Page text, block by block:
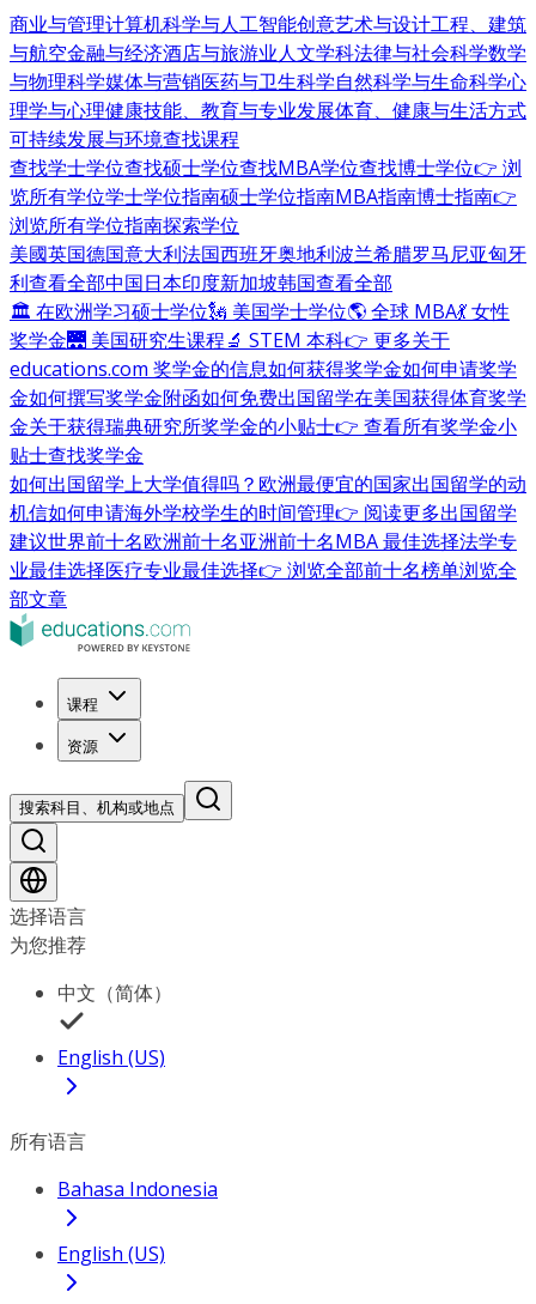
商业与管理计算机科学与人工智能创意艺术与设计工程、建筑
与航空金融与经济酒店与旅游业人文学科法律与社会科学数学
与物理科学媒体与营销医药与卫生科学自然科学与生命科学心
理学与心理健康技能、教育与专业发展体育、健康与生活方式
可持续发展与环境查找课程
查找学士学位查找硕士学位查找MBA学位查找博士学位👉 浏
览所有学位学士学位指南硕士学位指南MBA指南博士指南👉
浏览所有学位指南探索学位
美國英国德国意大利法国西班牙奥地利波兰希腊罗马尼亚匈牙
利查看全部中国日本印度新加坡韩国查看全部
🏛 在欧洲学习硕士学位🗽 美国学士学位🌎 全球 MBA💃 女性
奖学金🌉 美国研究生课程🔬 STEM 本科👉 更多关于
educations.com 奖学金的信息如何获得奖学金如何申请奖学
金如何撰写奖学金附函如何免费出国留学在美国获得体育奖学
金关于获得瑞典研究所奖学金的小贴士👉 查看所有奖学金小
贴士查找奖学金
如何出国留学上大学值得吗？ 欧洲最便宜的国家出国留学的动
机信如何申请海外学校学生的时间管理👉 阅读更多出国留学
建议世界前十名欧洲前十名亚洲前十名MBA 最佳选择法学专
业最佳选择医疗专业最佳选择👉 浏览全部前十名榜单浏览全
部文章
课程
资源
搜索科目、机构或地点
选择语言
为您推荐
中文（简体）
English (US)
所有语言
Bahasa Indonesia
English (US)